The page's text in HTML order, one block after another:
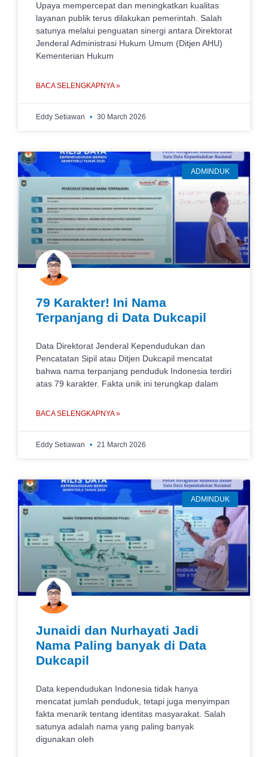
Upaya mempercepat dan meningkatkan kualitas
layanan publik terus dilakukan pemerintah. Salah
satunya melalui penguatan sinergi antara Direktorat
Jenderal Administrasi Hukum Umum (Ditjen AHU)
Kementerian Hukum
BACA SELENGKAPNYA »
Eddy Setiawan 30 March 2026
ADMINDUK
79 Karakter! Ini Nama
Terpanjang di Data Dukcapil
Data Direktorat Jenderal Kependudukan dan
Pencatatan Sipil atau Ditjen Dukcapil mencatat
bahwa nama terpanjang penduduk Indonesia terdiri
atas 79 karakter. Fakta unik ini terungkap dalam
BACA SELENGKAPNYA »
Eddy Setiawan 21 March 2026
ADMINDUK
Junaidi dan Nurhayati Jadi
Nama Paling banyak di Data
Dukcapil
Data kependudukan Indonesia tidak hanya
mencatat jumlah penduduk, tetapi juga menyimpan
fakta menarik tentang identitas masyarakat. Salah
satunya adalah nama yang paling banyak
digunakan oleh